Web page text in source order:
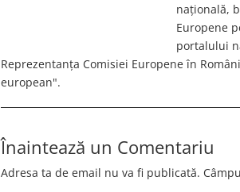
națională,
Europene
portalului
Reprezentanța Comisiei Europene în
european".
Înaintează un Comentariu
Adresa ta de email nu va fi publicată.